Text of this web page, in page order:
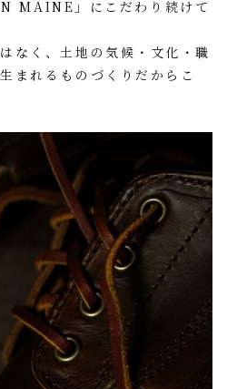
MAINE」にこだわり続けて
なく、土地の気候・文化・職
まれるものづくりだからこ